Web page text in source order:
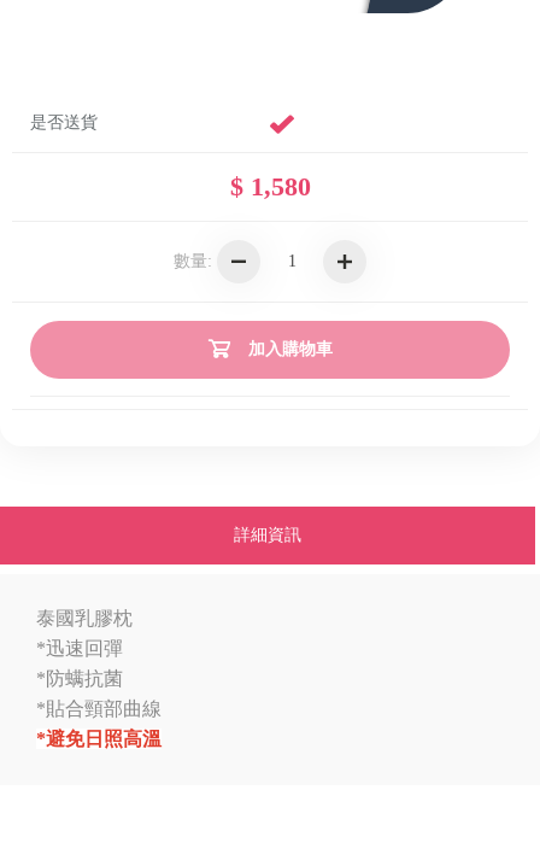
是否送貨
$ 1,580
數量:
加入購物車
詳細資訊
泰國乳膠枕
*迅速回彈
*防螨抗菌
*貼合頸部曲線
*避免日照高溫